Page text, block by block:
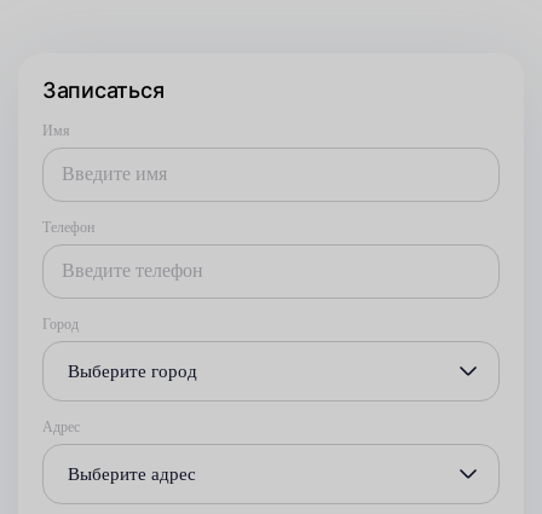
Записаться
Имя
Телефон
Город
Выберите город
Адрес
Выберите адрес